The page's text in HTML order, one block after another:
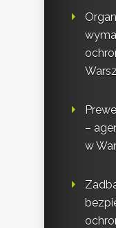
–
w